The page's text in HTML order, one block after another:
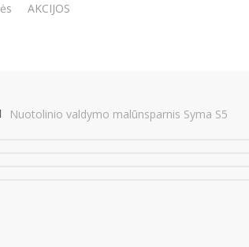
AKCIJOS
Nuotolinio valdymo malūnsparnis Syma S5